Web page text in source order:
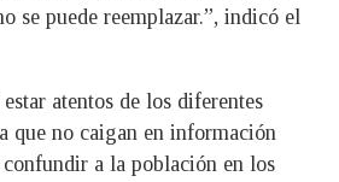
se puede reemplazar.”, indicó el
atentos de los diferentes
que no caigan en información
a la población en los